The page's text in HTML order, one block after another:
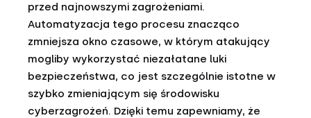
przed najnowszymi zagrożeniami.
Automatyzacja tego procesu znacząco
zmniejsza okno czasowe, w którym atakujący
mogliby wykorzystać niezałatane luki
bezpieczeństwa, co jest szczególnie istotne w
szybko zmieniającym się środowisku
cyberzagrożeń. Dzięki temu zapewniamy, że